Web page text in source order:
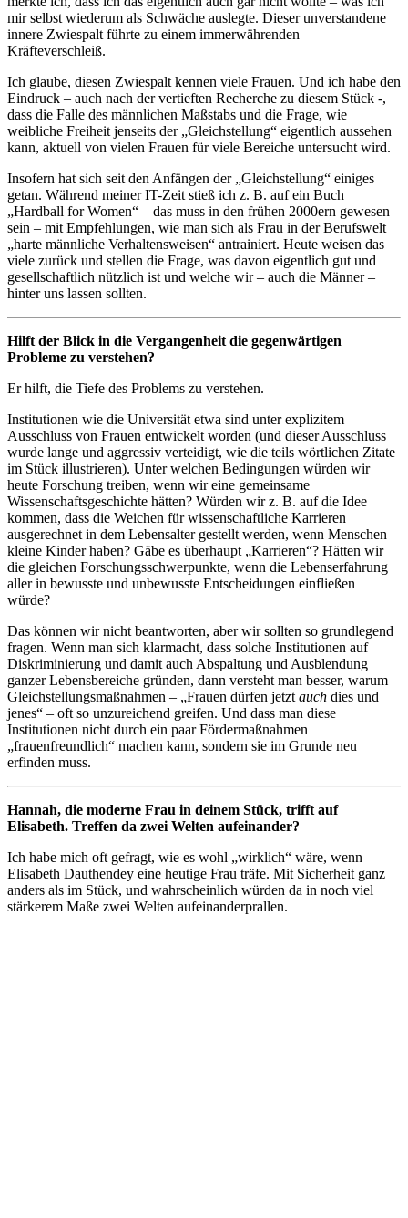
mir selbst wiederum als Schwäche auslegte. Dieser unverstandene
innere Zwiespalt führte zu einem immerwährenden
Kräfteverschleiß.
Ich glaube, diesen Zwiespalt kennen viele Frauen. Und ich habe den
Eindruck – auch nach der vertieften Recherche zu diesem Stück -,
dass die Falle des männlichen Maßstabs und die Frage, wie
weibliche Freiheit jenseits der „Gleichstellung“ eigentlich aussehen
kann, aktuell von vielen Frauen für viele Bereiche untersucht wird.
Insofern hat sich seit den Anfängen der „Gleichstellung“ einiges
getan. Während meiner IT-Zeit stieß ich z. B. auf ein Buch
„Hardball for Women“ – das muss in den frühen 2000ern gewesen
sein – mit Empfehlungen, wie man sich als Frau in der Berufswelt
„harte männliche Verhaltensweisen“ antrainiert. Heute weisen das
viele zurück und stellen die Frage, was davon eigentlich gut und
gesellschaftlich nützlich ist und welche wir – auch die Männer –
hinter uns lassen sollten.
Hilft der Blick in die Vergangenheit die gegenwärtigen
Probleme zu verstehen?
Er hilft, die Tiefe des Problems zu verstehen.
Institutionen wie die Universität etwa sind unter explizitem
Ausschluss von Frauen entwickelt worden (und dieser Ausschluss
wurde lange und aggressiv verteidigt, wie die teils wörtlichen Zitate
im Stück illustrieren). Unter welchen Bedingungen würden wir
heute Forschung treiben, wenn wir eine gemeinsame
Wissenschaftsgeschichte hätten? Würden wir z. B. auf die Idee
kommen, dass die Weichen für wissenschaftliche Karrieren
ausgerechnet in dem Lebensalter gestellt werden, wenn Menschen
kleine Kinder haben? Gäbe es überhaupt „Karrieren“? Hätten wir
die gleichen Forschungsschwerpunkte, wenn die Lebenserfahrung
aller in bewusste und unbewusste Entscheidungen einfließen
würde?
Das können wir nicht beantworten, aber wir sollten so grundlegend
fragen. Wenn man sich klarmacht, dass solche Institutionen auf
Diskriminierung und damit auch Abspaltung und Ausblendung
ganzer Lebensbereiche gründen, dann versteht man besser, warum
Gleichstellungsmaßnahmen – „Frauen dürfen jetzt auch dies und
jenes“ – oft so unzureichend greifen. Und dass man diese
Institutionen nicht durch ein paar Fördermaßnahmen
„frauenfreundlich“ machen kann, sondern sie im Grunde neu
erfinden muss.
Hannah, die moderne Frau in deinem Stück, trifft auf
Elisabeth. Treffen da zwei Welten aufeinander?
Ich habe mich oft gefragt, wie es wohl „wirklich“ wäre, wenn
Elisabeth Dauthendey eine heutige Frau träfe. Mit Sicherheit ganz
anders als im Stück, und wahrscheinlich würden da in noch viel
stärkerem Maße zwei Welten aufeinanderprallen.